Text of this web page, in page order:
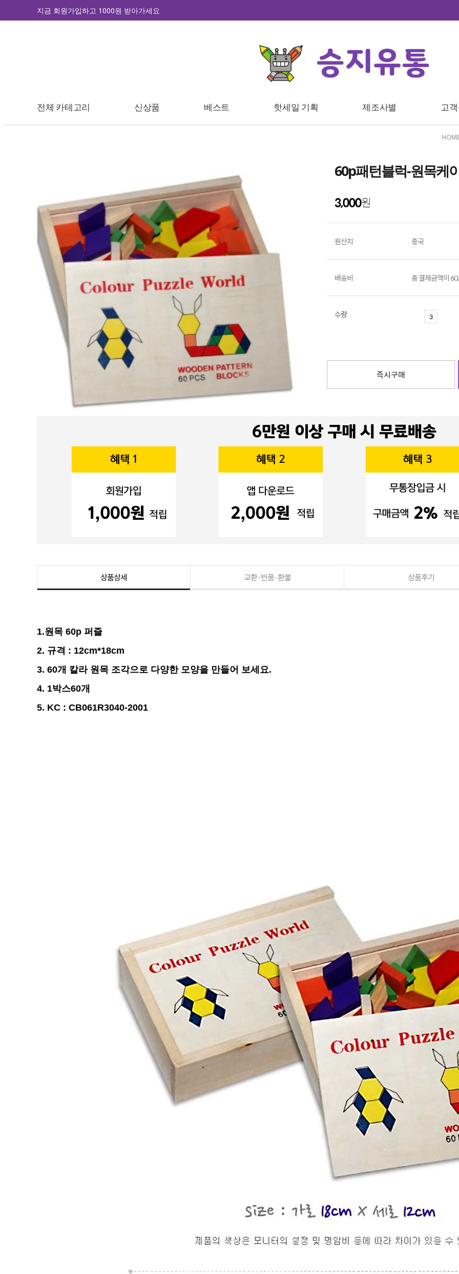
지금 회원가입하고 1000원 받아가세요
전체 카테고리 신상품 베스트 핫세일 기획 제조사별 고
60p패턴블럭-원목케
3,000원
원산지 중국
배송비 총 결제금액이
수량
즉시구매
상품상세 교환·반품·환불 상품후기
1.원목 60p 퍼즐
2. 규격 : 12cm*18cm
3. 60개 칼라 원목 조각으로 다양한 모양을 만들어 보세요.
4. 1박스60개
5. KC : CB061R3040-2001